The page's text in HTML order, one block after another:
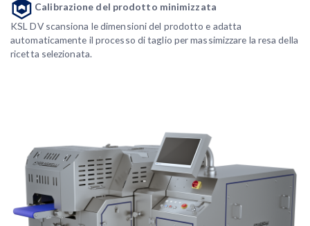
Calibrazione del prodotto minimizzata
KSL DV scansiona le dimensioni del prodotto e adatta
automaticamente il processo di taglio per massimizzare la resa della
ricetta selezionata.